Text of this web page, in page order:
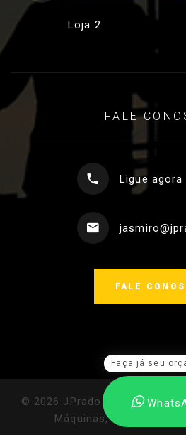
Faça já seu
Loja 2
FALE
Ligue agora
FALE
© 2026 JPrado Ferramentas
Máquinas, EPIs: Tudo